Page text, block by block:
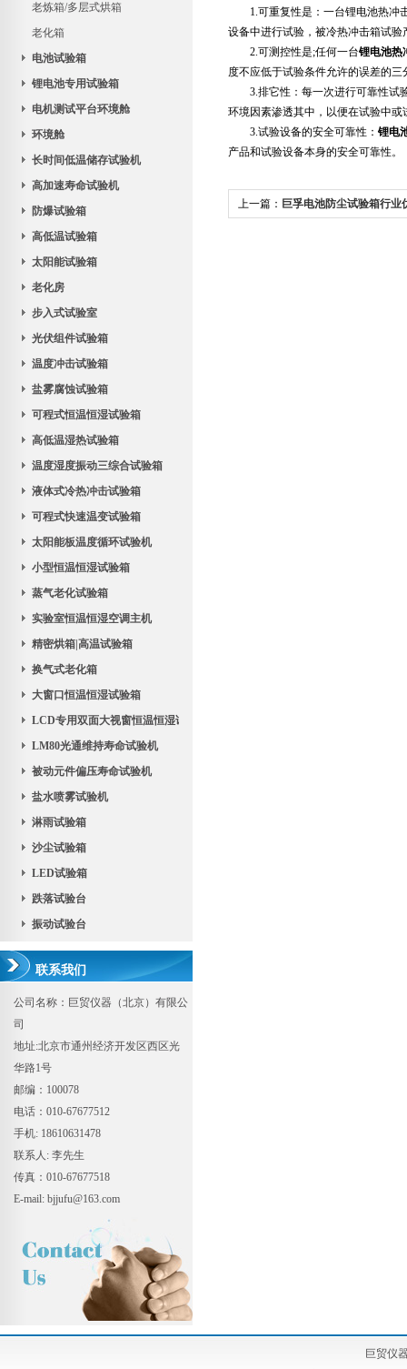
老炼箱/多层式烘箱
老化箱
电池试验箱
锂电池专用试验箱
电机测试平台环境舱
环境舱
长时间低温储存试验机
高加速寿命试验机
防爆试验箱
高低温试验箱
太阳能试验箱
老化房
步入式试验室
光伏组件试验箱
温度冲击试验箱
盐雾腐蚀试验箱
可程式恒温恒湿试验箱
高低温湿热试验箱
温度湿度振动三综合试验箱
液体式冷热冲击试验箱
可程式快速温变试验箱
太阳能板温度循环试验机
小型恒温恒湿试验箱
蒸气老化试验箱
实验室恒温恒湿空调主机
精密烘箱|高温试验箱
换气式老化箱
大窗口恒温恒湿试验箱
LCD专用双面大视窗恒温恒湿试验机
LM80光通维持寿命试验机
被动元件偏压寿命试验机
盐水喷雾试验机
淋雨试验箱
沙尘试验箱
LED试验箱
跌落试验台
振动试验台
联系我们
公司名称：巨贸仪器（北京）有限公
司
地址:北京市通州经济开发区西区光
华路1号
邮编：100078
电话：010-67677512
手机: 18610631478
联系人: 李先生
传真：010-67677518
E-mail: bjjufu@163.com
1.可重复性是：一台锂电池热冲击
设备中进行试验，被冷热冲击箱试
2.可测控性是;任何一台锂电池热
度不应低于试验条件允许的误差的三
3.排它性：每一次进行可靠性试验
环境因素渗透其中，以便在试验中
3.试验设备的安全可靠性：锂电
产品和试验设备本身的安全可靠性。
上一篇： 巨孚电池防尘试验箱行业
巨贸仪